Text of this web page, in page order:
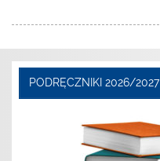
PODRĘCZNIKI 2026/2027